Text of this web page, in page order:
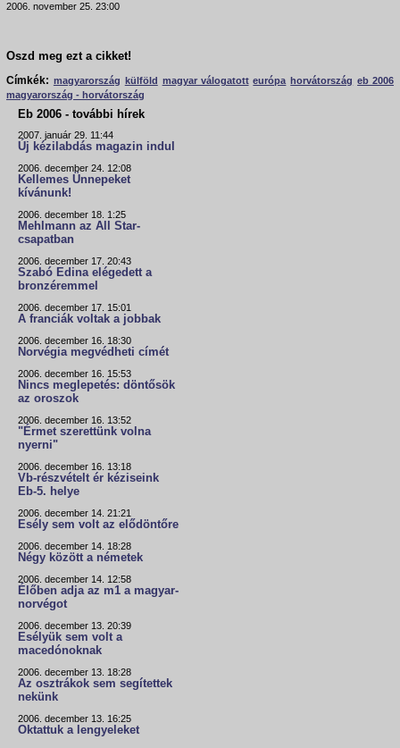
2006. november 25. 23:00
Oszd meg ezt a cikket!
Címkék: magyarország külföld magyar válogatott európa horvátország eb 2006
magyarország - horvátország
Eb 2006 - további hírek
2007. január 29. 11:44
Új kézilabdás magazin indul
2006. december 24. 12:08
Kellemes Ünnepeket
kívánunk!
2006. december 18. 1:25
Mehlmann az All Star-
csapatban
2006. december 17. 20:43
Szabó Edina elégedett a
bronzéremmel
2006. december 17. 15:01
A franciák voltak a jobbak
2006. december 16. 18:30
Norvégia megvédheti címét
2006. december 16. 15:53
Nincs meglepetés: döntősök
az oroszok
2006. december 16. 13:52
"Érmet szerettünk volna
nyerni"
2006. december 16. 13:18
Vb-részvételt ér kéziseink
Eb-5. helye
2006. december 14. 21:21
Esély sem volt az elődöntőre
2006. december 14. 18:28
Négy között a németek
2006. december 14. 12:58
Élőben adja az m1 a magyar-
norvégot
2006. december 13. 20:39
Esélyük sem volt a
macedónoknak
2006. december 13. 18:28
Az osztrákok sem segítettek
nekünk
2006. december 13. 16:25
Oktattuk a lengyeleket